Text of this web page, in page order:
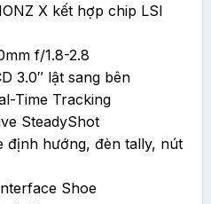
X kết hợp chip LSI
f/1.8-2.8
3.0″ lật sang bên
Time Tracking
SteadyShot
định hướng, đèn tally, nút
Shoe